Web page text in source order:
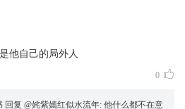
他自己的局外人
0
回复 @姹紫嫣红似水流年: 他什么都不在意